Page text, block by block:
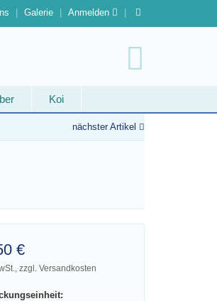
Galerie Anmelden
Koi
nächster Artikel
€
zzgl. Versandkosten